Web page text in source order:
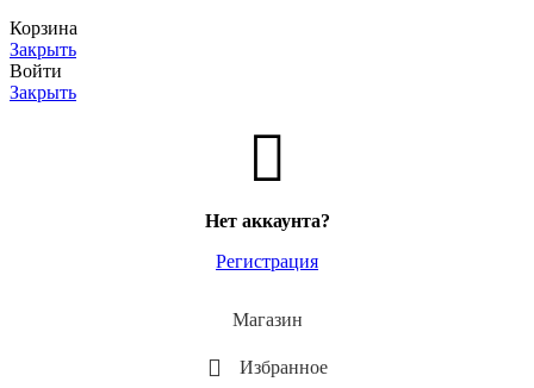
Корзина
Закрыть
Войти
Закрыть
Нет аккаунта?
Регистрация
Магазин
Избранное